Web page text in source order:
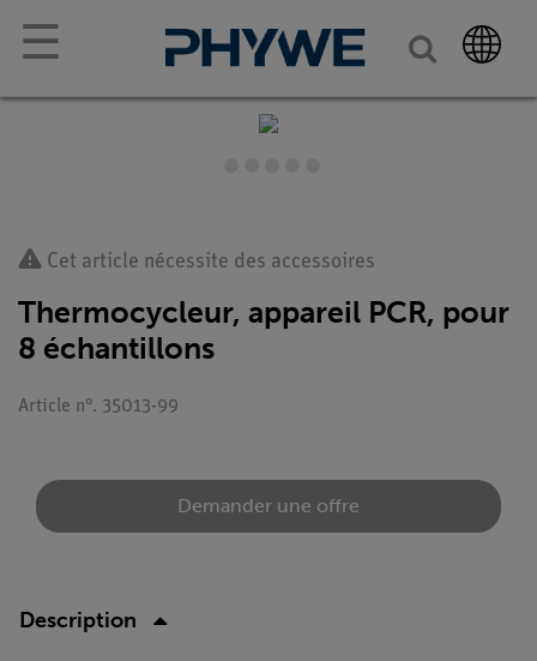
☰
Cet article nécessite des accessoires
Thermocycleur, appareil PCR, pour
8 échantillons
Article n°. 35013-99
Demander une offre
Description